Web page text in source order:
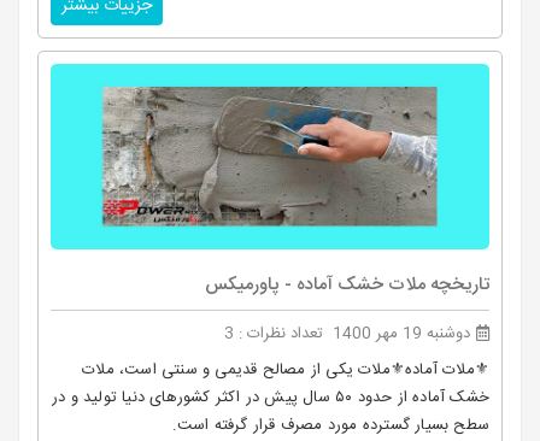
جزییات بیشتر
تاریخچه ملات خشک آماده - پاورمیکس
دوشنبه 19 مهر 1400
تعداد نظرات : 3
⚜️ملات آماده⚜️ملات یکی از مصالح قدیمی و سنتی است، ملات
خشک آماده از حدود ۵۰ سال پیش در اکثر کشورهای دنیا تولید و در
سطح بسیار گسترده مورد مصرف قرار گرفته است.